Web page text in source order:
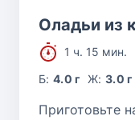
Оладьи из
1 ч. 15 мин.
Б:4.0 г Ж: 3.0 г
Приготовьте